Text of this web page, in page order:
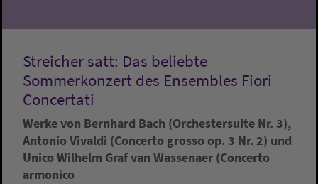
Streicher satt: Das beliebte
Sommerkonzert des Ensembles Fiori
Concertati
Werke von Bernhard Bach (Orchestersuite Nr. 3),
Antonio Vivaldi (Concerto grosso op. 3 Nr. 2) und
Unico Wilhelm Graf van Wassenaer (Concerto
armonico